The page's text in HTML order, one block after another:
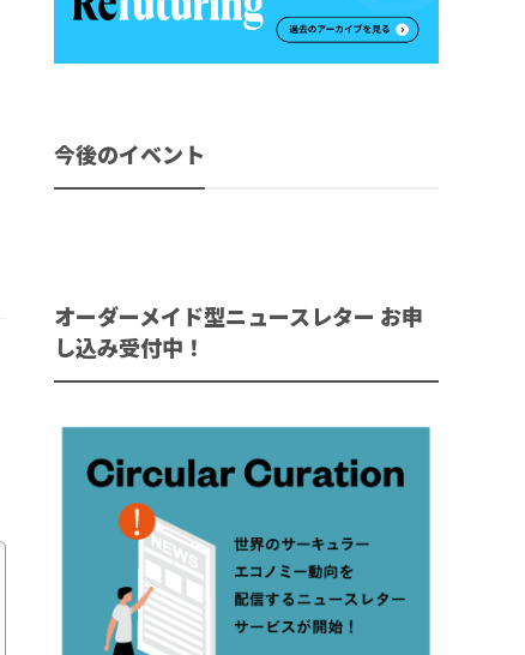
今後のイベント
オーダーメイド型ニュースレター お申
し込み受付中！